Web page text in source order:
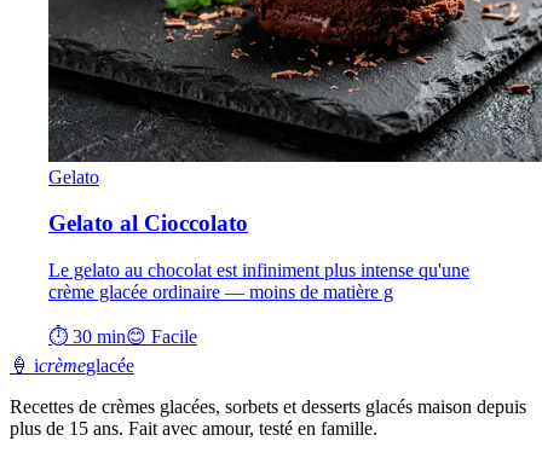
Gelato
Gelato al Cioccolato
Le gelato au chocolat est infiniment plus intense qu'une
crème glacée ordinaire — moins de matière g
⏱ 30 min😊 Facile
🍦 icrèmeglacée
Recettes de crèmes glacées, sorbets et desserts glacés maison depuis
plus de 15 ans. Fait avec amour, testé en famille.